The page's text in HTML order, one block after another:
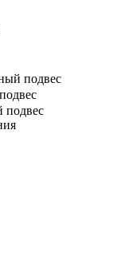
подвес
подвес